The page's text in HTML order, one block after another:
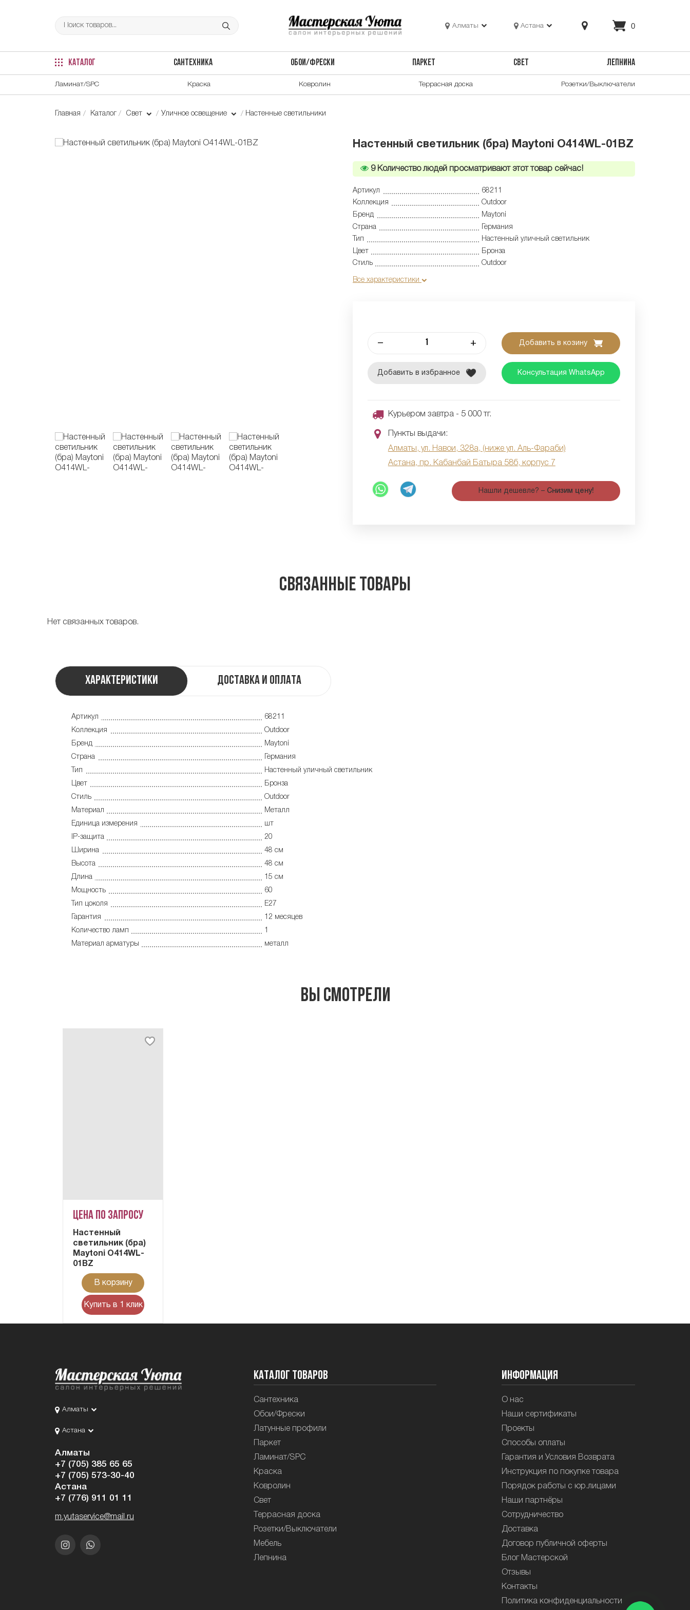
Алматы Астана 0
КАТАЛОГ САНТЕХНИКА ОБОИ/ФРЕСКИ ПАРКЕТ СВЕТ ЛЕПНИНА
Ламинат/SPC Краска Ковролин Террасная доска Розетки/Выключатели
Главная Каталог Свет Уличное освещение Настенные светильники
Настенный светильник (бра) Maytoni O414WL-01BZ
9Количество людей просматривают этот товар сейчас!
Артикул
68211
Коллекция
Outdoor
Бренд
Maytoni
Страна
Германия
Тип
Настенный уличный светильник
Цвет
Бронза
Стиль
Outdoor
Все характеристики
– + Добавить в козину
Добавить в избранное Консультация WhatsApp
Курьером завтра - 5 000 тг.
Пункты выдачи:
Алматы, ул. Навои, 328а, (ниже ул. Аль-Фараби)
Астана, пр. Кабанбай Батыра 58б, корпус 7
Нашли дешевле? – Снизим цену!
Связанные товары
Нет связанных товаров.
Характеристики Доставка и оплата
Артикул
68211
Коллекция
Outdoor
Бренд
Maytoni
Страна
Германия
Тип
Настенный уличный светильник
Цвет
Бронза
Стиль
Outdoor
Материал
Металл
Единица измерения
шт
IP-защита
20
Ширина
48 см
Высота
48 см
Длина
15 см
Мощность
60
Тип цоколя
E27
Гарантия
12 месяцев
Количество ламп
1
Материал арматуры
металл
Вы смотрели
Цена по запросу
Настенный
светильник (бра)
Maytoni O414WL-
01BZ
В корзину
Купить в 1 клик
Алматы
Астана
Алматы
+7 (705) 385 65 65
+7 (705) 573-30-40
Астана
+7 (776) 911 01 11
m.yutaservice@mail.ru
Каталог товаров
Сантехника
Обои/Фрески
Латунные профили
Паркет
Ламинат/SPC
Краска
Ковролин
Свет
Террасная доска
Розетки/Выключатели
Мебель
Лепнина
Информация
О нас
Наши сертификаты
Проекты
Способы оплаты
Гарантия и Условия Возврата
Инструкция по покупке товара
Порядок работы с юр.лицами
Наши партнёры
Сотрудничество
Доставка
Договор публичной оферты
Блог Мастерской
Отзывы
Контакты
Политика конфиденциальности